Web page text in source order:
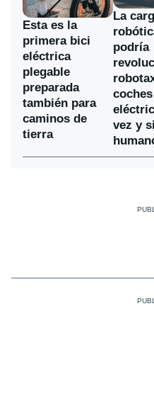
Esta es la
primera bici
eléctrica
plegable
preparada
también para
caminos de
tierra
La
podría
coches
vez y